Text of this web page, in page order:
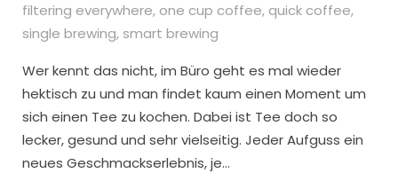
filtering everywhere, one cup coffee, quick coffee,
single brewing, smart brewing
Wer kennt das nicht, im Büro geht es mal wieder
hektisch zu und man findet kaum einen Moment um
sich einen Tee zu kochen. Dabei ist Tee doch so
lecker, gesund und sehr vielseitig. Jeder Aufguss ein
neues Geschmackserlebnis, je…